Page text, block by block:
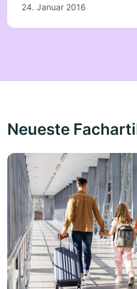
24. Januar 2016
Neueste